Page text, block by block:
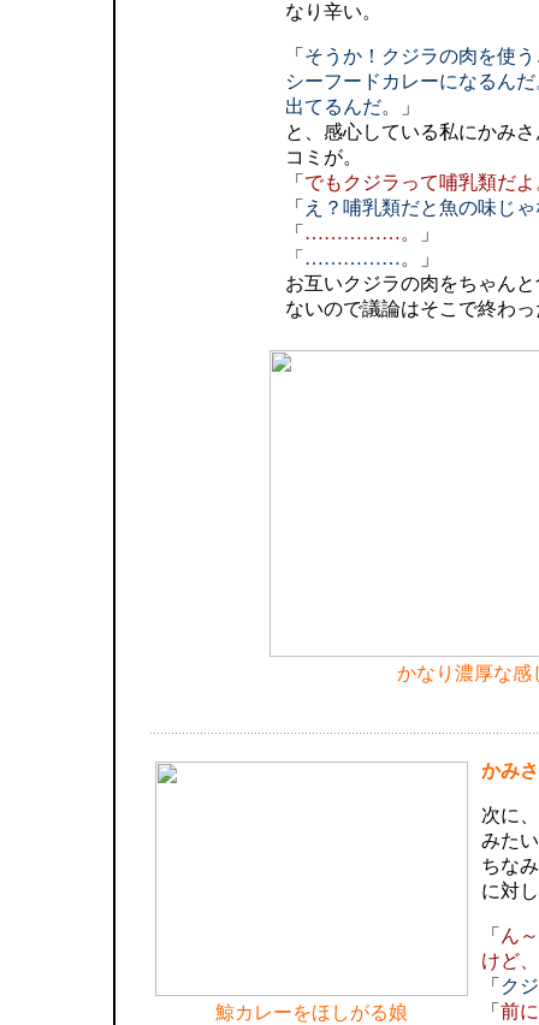
なり辛い。
「 そうか！クジラの肉を使
シーフードカレーになるん
出てるんだ。
」
と、感心している私にかみ
コミが。
「 でもクジラって哺乳類だよ
「 え？哺乳類だと魚の味じ
「 ……………。
」
「……………。
」
お互いクジラの肉をちゃん
ないので議論はそこで終わっ
かなり濃厚な感
鯨カレーをほしがる娘
かみ
次に
みた
ちな
に対
「 ん
けど
「 ク
「 前